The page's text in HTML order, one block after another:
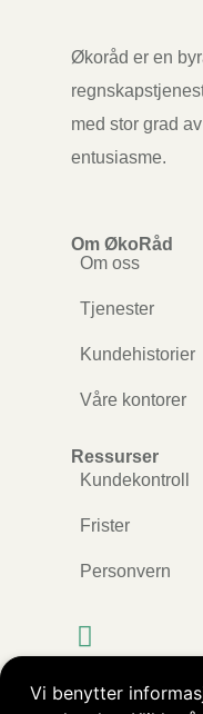
Vi benytter
Økoråd er en
med stor grad
entusiasme.
Om ØkoRåd
Om oss
Tjenester
Kundehistorier
Våre kontorer
Ressurser
Kundekontroll
Frister
Personvern
Kopibeskyttet ©